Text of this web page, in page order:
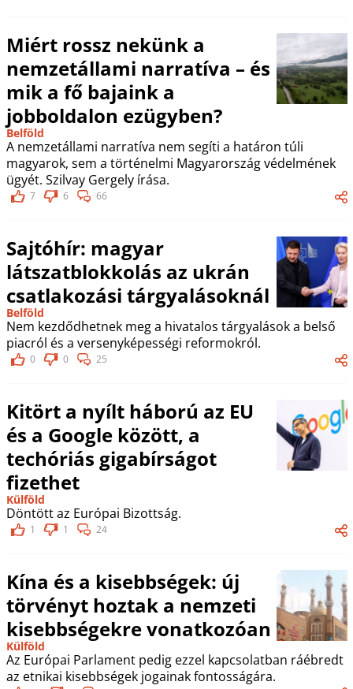
Miért rossz nekünk a
nemzetállami narratíva – és
mik a fő bajaink a
jobboldalon ezügyben?
Belföld
A nemzetállami narratíva nem segíti a határon túli
magyarok, sem a történelmi Magyarország védelmének
ügyét. Szilvay Gergely írása.
7 6 66
Sajtóhír: magyar
látszatblokkolás az ukrán
csatlakozási tárgyalásoknál
Belföld
Nem kezdődhetnek meg a hivatalos tárgyalások a belső
piacról és a versenyképességi reformokról.
0 0 25
Kitört a nyílt háború az EU
és a Google között, a
techóriás gigabírságot
fizethet
Külföld
Döntött az Európai Bizottság.
1 1 24
Kína és a kisebbségek: új
törvényt hoztak a nemzeti
kisebbségekre vonatkozóan
Külföld
Az Európai Parlament pedig ezzel kapcsolatban ráébredt
az etnikai kisebbségek jogainak fontosságára.